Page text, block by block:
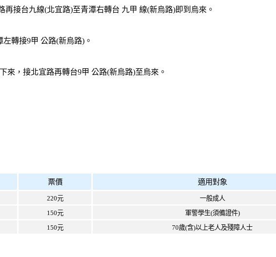
再接台九線(北宜路)至青潭右轉台 九甲 線(新烏路)即到烏來。
左轉接9甲 公路(新烏路) 。
來，接北宜路再轉台9甲 公路(新烏路)至烏來。
票價 適用對象
220元
一般成人
150元 軍警學生(須備證件)
150元 70歲(含)以上老人及殘障人士